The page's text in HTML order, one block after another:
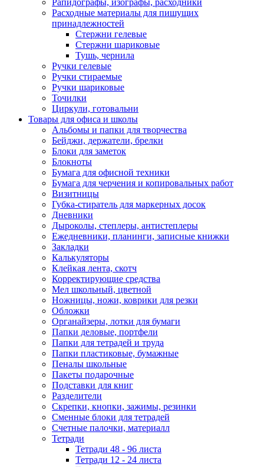
Расходные материалы для пишущих
принадлежностей
Стержни гелевые
Стержни шариковые
Тушь, чернила
Ручки гелевые
Ручки стираемые
Ручки шариковые
Точилки
Циркули, готовальни
Товары для офиса и школы
Альбомы и папки для творчества
Бейджи, держатели, брелки
Блоки для заметок
Блокноты
Бумага для офисной техники
Бумага для черчения и копировальных работ
Визитницы
Губка-стиратель для маркерных досок
Дневники
Дыроколы, степлеры, антистеплеры
Ежедневники, планинги, записные книжки
Закладки
Калькуляторы
Клейкая лента, скотч
Корректирующие средства
Мел школьный, цветной
Ножницы, ножи, коврики для резки
Обложки
Органайзеры, лотки для бумаги
Папки деловые, портфели
Папки для тетрадей и труда
Папки пластиковые, бумажные
Пеналы школьные
Пакеты подарочные
Подставки для книг
Разделители
Скрепки, кнопки, зажимы, резинки
Сменные блоки для тетрадей
Счетные палочки, материалл
Тетради
Тетради 48 - 96 листа
Тетради 12 - 24 листа